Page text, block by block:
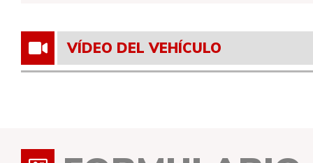
VÍDEO DEL VEHÍCULO